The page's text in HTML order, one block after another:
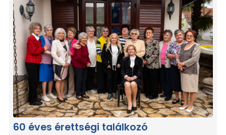
60 éves érettségi találkozó